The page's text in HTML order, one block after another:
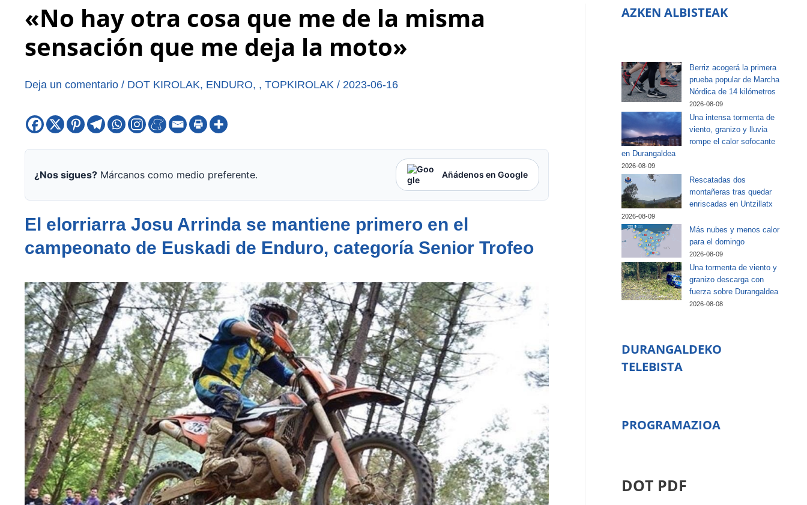
«No hay otra cosa que me de la misma
sensación que me deja la moto»
Deja un comentario / DOT KIROLAK, ENDURO, , TOPKIROLAK / 2023-06-16
¿Nos sigues?Márcanos como medio preferente. Añádenos en Google
El elorriarra Josu Arrinda se mantiene primero en el
campeonato de Euskadi de Enduro, categoría Senior Trofeo
AZKEN ALBISTEAK
Berriz acogerá la primera
prueba popular de Marcha
Nórdica de 14 kilómetros
2026-08-09
Una intensa tormenta de
viento, granizo y lluvia
rompe el calor sofocante
en Durangaldea
2026-08-09
Rescatadas dos
montañeras tras quedar
enriscadas en Untzillatx
2026-08-09
Más nubes y menos calor
para el domingo
2026-08-09
Una tormenta de viento y
granizo descarga con
fuerza sobre Durangaldea
2026-08-08
DURANGALDEKO
TELEBISTA
PROGRAMAZIOA
DOT PDF